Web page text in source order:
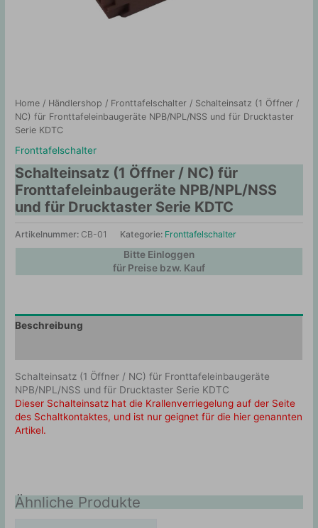
Home / Händlershop / Fronttafelschalter / Schalteinsatz (1 Öffner /
NC) für Fronttafeleinbaugeräte NPB/NPL/NSS und für Drucktaster
Serie KDTC
Fronttafelschalter
Schalteinsatz (1 Öffner / NC) für
Fronttafeleinbaugeräte NPB/NPL/NSS
und für Drucktaster Serie KDTC
Artikelnummer: CB-01 Kategorie: Fronttafelschalter
Bitte Einloggen
für Preise bzw. Kauf
Beschreibung
Schalteinsatz (1 Öffner / NC) für Fronttafeleinbaugeräte
NPB/NPL/NSS und für Drucktaster Serie KDTC
Dieser Schalteinsatz hat die Krallenverriegelung auf der Seite
des Schaltkontaktes, und ist nur geignet für die hier genannten
Artikel.
Ähnliche Produkte